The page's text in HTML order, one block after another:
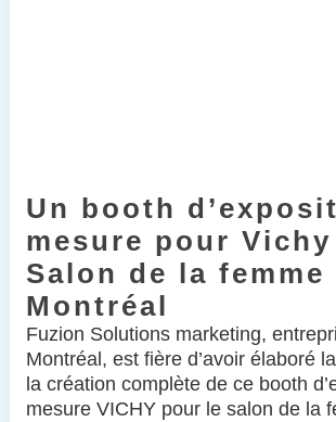
Un booth
mesure pour Vichy
Salon de la femme
Montréal
Fuzion Solutions marketing,
Montréal, est fière d’avoir élaboré
la création complète de ce booth
mesure VICHY pour le salon de la